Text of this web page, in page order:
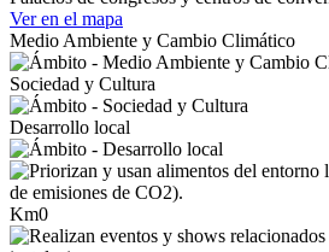
Ver en el mapa
Medio Ambiente y Cambio Climático
Sociedad y Cultura
Desarrollo local
Km0